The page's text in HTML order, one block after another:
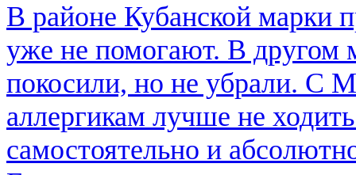
В районе Кубанской марки
уже не помогают. В другом
покосили, но не убрали. С
аллергикам лучше не
самостоятельно и